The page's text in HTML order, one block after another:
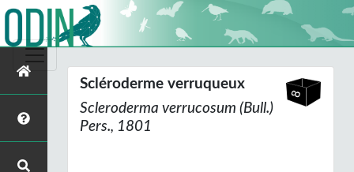
Scléroderme verruqueux
Scleroderma verrucosum (Bull.)
Pers., 1801